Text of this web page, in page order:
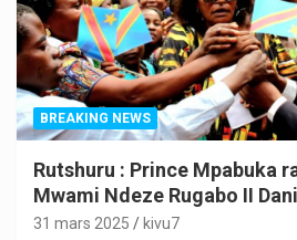
BREAKING NEWS
Rutshuru : Prince Mpabuka
Mwami Ndeze Rugabo II
de l’Indépendance du Congo
31 mars 2025 kivu7